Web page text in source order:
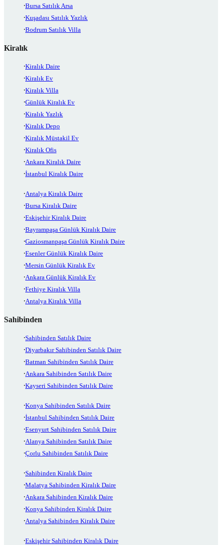
Bursa Satılık Arsa
Kuşadası Satılık Yazlık
Bodrum Satılık Villa
Kiralık
Kiralık Daire
Kiralık Ev
Kiralık Villa
Günlük Kiralık Ev
Kiralık Yazlık
Kiralık Depo
Kiralık Müstakil Ev
Kiralık Ofis
Ankara Kiralık Daire
İstanbul Kiralık Daire
Antalya Kiralık Daire
Bursa Kiralık Daire
Eskişehir Kiralık Daire
Bayrampaşa Günlük Kiralık Daire
Gaziosmanpaşa Günlük Kiralık Daire
Esenler Günlük Kiralık Daire
Mersin Günlük Kiralık Ev
Ankara Günlük Kiralık Ev
Fethiye Kiralık Villa
Antalya Kiralık Villa
Sahibinden
Sahibinden Satılık Daire
Diyarbakır Sahibinden Satılık Daire
Batman Sahibinden Satılık Daire
Ankara Sahibinden Satılık Daire
Kayseri Sahibinden Satılık Daire
Konya Sahibinden Satılık Daire
İstanbul Sahibinden Satılık Daire
Esenyurt Sahibinden Satılık Daire
Alanya Sahibinden Satılık Daire
Çorlu Sahibinden Satılık Daire
Sahibinden Kiralık Daire
Malatya Sahibinden Kiralık Daire
Ankara Sahibinden Kiralık Daire
Konya Sahibinden Kiralık Daire
Antalya Sahibinden Kiralık Daire
Eskişehir Sahibinden Kiralık Daire